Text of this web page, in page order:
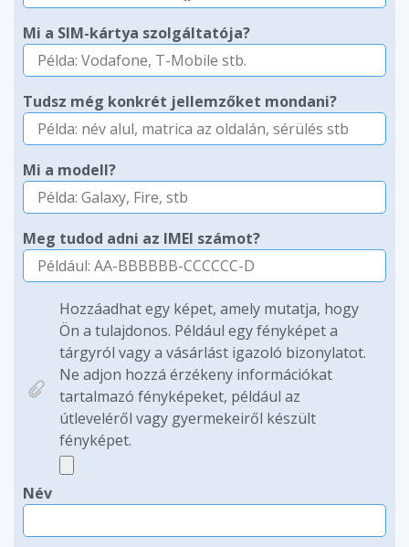
Mi a SIM-kártya szolgáltatója?
Tudsz még konkrét jellemzőket mondani?
Mi a modell?
Meg tudod adni az IMEI számot?
Hozzáadhat egy képet, amely mutatja, hogy
Ön a tulajdonos. Például egy fényképet a
tárgyról vagy a vásárlást igazoló bizonylatot.
Ne adjon hozzá érzékeny információkat
tartalmazó fényképeket, például az
útleveléről vagy gyermekeiről készült
fényképet.
Név